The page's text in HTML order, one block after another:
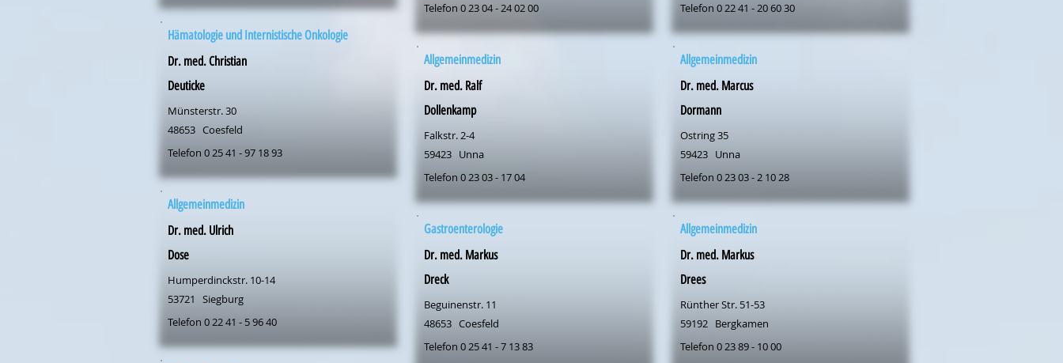
Hämatologie und Internistische Onkologie
Dr. med. Christian
Deuticke
Münsterstr. 30
48653 Coesfeld
Telefon 0 25 41 - 97 18 93
Allgemeinmedizin
Dr. med. Ulrich
Dose
Humperdinckstr. 10-14
53721
Siegburg
Telefon 0 22 41 - 5 96 40
Telefon 0 23 04 - 24 02 00
Allgemeinmedizin
Dr. med. Ralf
Dollenkamp
Falkstr. 2-4
59423 Unna
Telefon 0 23 03 - 17 04
Gastroenterologie
Dr. med. Markus
Dreck
Beguinenstr. 11
48653 Coesfeld
Telefon 0 25 41 - 7 13 83
Telefon 0 22 41 - 20 60 30
Allgemeinmedizin
Dr. med. Marcus
Dormann
Ostring 35
59423 Unna
Telefon 0 23 03 - 2 10 28
Allgemeinmedizin
Dr. med. Markus
Drees
Rünther Str. 51-53
59192 Bergkamen
Telefon 0 23 89 - 10 00